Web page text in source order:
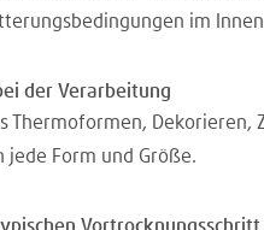
im
der Verarbeitung
Thermoformen,
jede Form und Größe.